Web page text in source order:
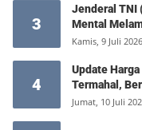
3
Jenderal TNI
Mental
Kamis, 9 Juli
4
Update
Termahal,
Jumat, 10 Juli